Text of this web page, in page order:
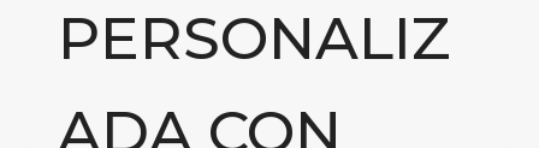
PERSONALIZ
ADA CON